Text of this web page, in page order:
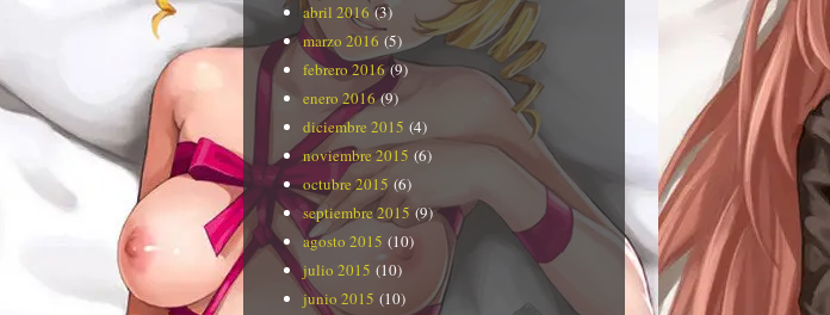
abril 2016 (3)
marzo 2016 (5)
febrero 2016(9)
enero 2016(9)
diciembre 2015 (4)
noviembre 2015 (6)
octubre 2015 (6)
septiembre 2015 (9)
agosto 2015 (10)
julio 2015 (10)
junio 2015 (10)